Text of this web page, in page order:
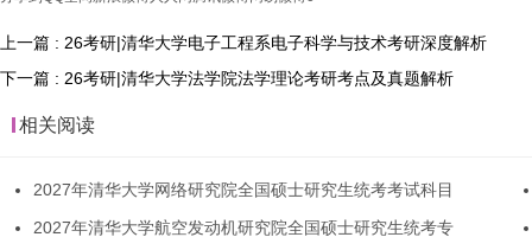
上一篇 : 26考研|清华大学电子工程系电子科学与技术考研深度解析
下一篇 : 26考研|清华大学法学院法学理论考研考点及真题解析
相关阅读
2027年清华大学网络研究院全国硕士研究生统考考试科目
2027年清华大学航空发动机研究院全国硕士研究生统考专